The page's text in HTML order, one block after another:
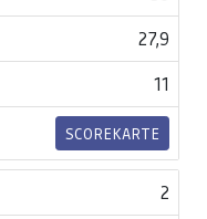
27,9
11
SCOREKARTE
2